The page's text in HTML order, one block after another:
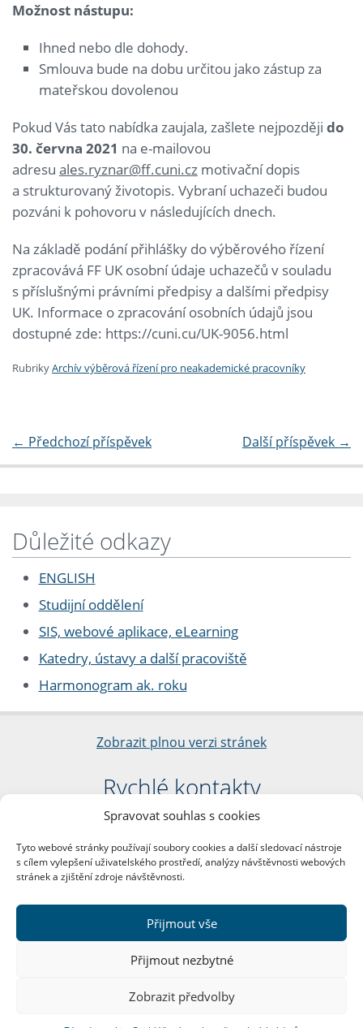
Spravovat souhlas s cookies
Tyto webové stránky používají soubory cookies a další sledovací nástroje
s cílem vylepšení uživatelského prostředí, analýzy návštěvnosti webových
stránek a zjištění zdroje návštěvnosti.
Přijmout vše
Přijmout nezbytné
Zobrazit předvolby
Možnost nástupu:
Ihned nebo dle dohody.
Smlouva bude na dobu určitou jako zástup za
mateřskou dovolenou
Pokud Vás tato nabídka zaujala, zašlete nejpozději do
30. června 2021 na e-mailovou
adresu ales.ryznar@ff.cuni.cz motivační dopis
a strukturovaný životopis. Vybraní uchazeči budou
pozváni k pohovoru v následujících dnech.
Na základě podání přihlášky do výběrového řízení
zpracovává FF UK osobní údaje uchazečů v souladu
s příslušnými právními předpisy a dalšími předpisy
UK. Informace o zpracování osobních údajů jsou
dostupné zde: https://cuni.cu/UK-9056.html
RubrikyArchív výběrová řízení pro neakademické pracovníky
← Předchozí příspěvek Další příspěvek →
Důležité odkazy
ENGLISH
Studijní oddělení
SIS, webové aplikace, eLearning
Katedry, ústavy a další pracoviště
Harmonogram ak. roku
Zobrazit plnou verzi stránek
Rychlé kontakty
Filozofická fakulta
nám. Jana Palacha 1/2
116 38 Praha 1
DIČ: CZ00216208
Další kontakty